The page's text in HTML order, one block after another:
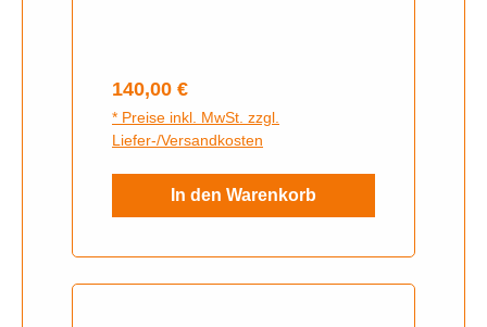
Regulärer Preis:
140,00 €
* Preise inkl. MwSt. zzgl.
Liefer-/Versandkosten
In den Warenkorb